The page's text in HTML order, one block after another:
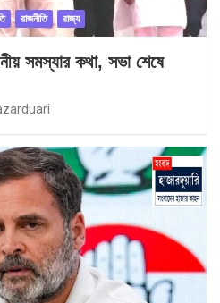
রাজনীতি রাজ্য
সমস্যার কথা, সভা শেষে